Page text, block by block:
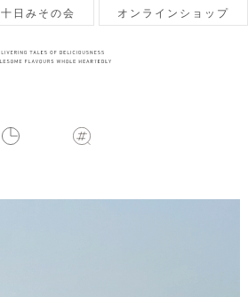
十日みその会 オンラインショップ